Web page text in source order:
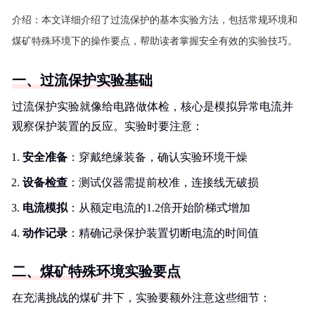
介绍： 本文详细介绍了过流保护的基本实验方法，包括常规环境和
煤矿特殊环境下的操作要点，帮助读者掌握安全有效的实验技巧。
一、过流保护实验基础
过流保护实验就像给电路做体检，核心是模拟异常电流并
观察保护装置的反应。实验时要注意：
安全准备 ：穿戴绝缘装备，确认实验环境干燥
设备检查 ：测试仪器需提前校准，连接线无破损
电流模拟 ：从额定电流的1.2倍开始阶梯式增加
动作记录 ：精确记录保护装置切断电流的时间值
二、煤矿特殊环境实验要点
在充满挑战的煤矿井下，实验要额外注意这些细节：